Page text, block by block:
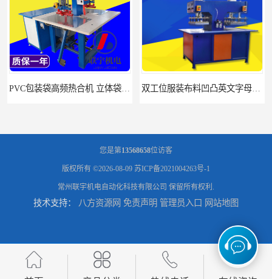
汽车坐垫压纹压花机规格 单头大台面凹凸压花机 现货供应 浙江布料凹凸4d压纹机生产厂家 服装凹凸4d压纹植胶机 经济实惠
您是第13568658位访客
版权所有 ©2026-08-09 苏ICP备2021004263号-1
常州联宇机电自动化科技有限公司 保留所有权利.
技术支持： 八方资源网 免责声明 管理员入口 网站地图